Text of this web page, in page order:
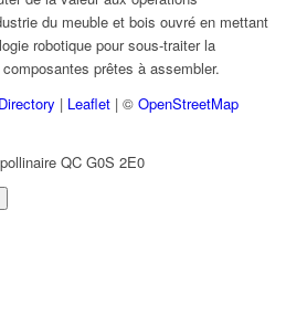
du meuble et bois ouvré en mettant
robotique pour sous-traiter la
prêtes à assembler.
| Leaflet| © OpenStreetMap
QC G0S 2E0